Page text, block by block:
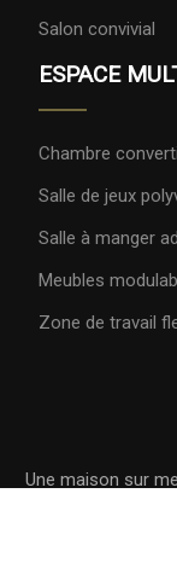
Salon convivial
ESPACE
Chambre
Salle de jeux
Salle à manger
Meubles
Zone de travail
Une maison sur